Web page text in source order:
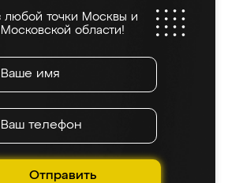
любой точки Москвы и
Московской области!
Отправить